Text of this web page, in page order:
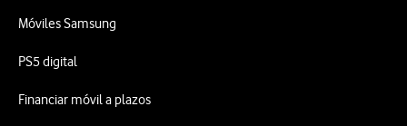
Móviles Samsung
PS5 digital
Financiar móvil a plazos